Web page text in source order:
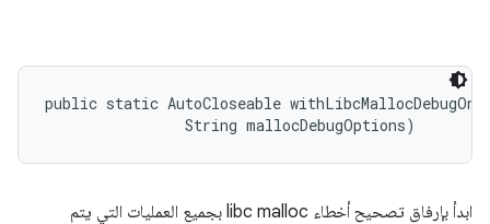
public static AutoCloseable
                String mallocDebugOptions)
ابدأ بإرفاق تصحيح أخطاء libc malloc بجميع العمليات التي يتم